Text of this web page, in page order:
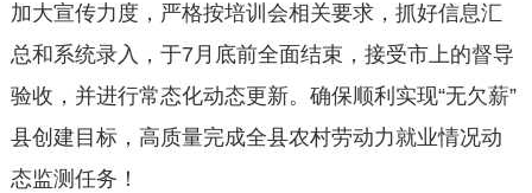
加大宣传力度，严格按培训会相关要求，抓好信息汇
总和系统录入，于7月底前全面结束，接受市上的督导
验收，并进行常态化动态更新。确保顺利实现“无欠薪”
县创建目标，高质量完成全县农村劳动力就业情况动
态监测任务！